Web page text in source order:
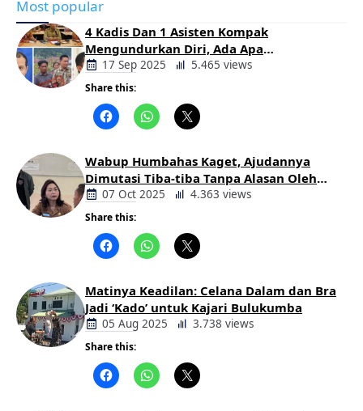
Most popular
4 Kadis Dan 1 Asisten Kompak
Mengundurkan Diri, Ada Apa
Pemerintahan Oloan
17 Sep 2025 5.465 views
Share this:
Wabup Humbahas Kaget, Ajudannya
Dimutasi Tiba-tiba Tanpa Alasan Oleh
Bupati
07 Oct 2025 4.363 views
Share this:
Matinya Keadilan: Celana Dalam dan Bra
Jadi ‘Kado’ untuk Kajari Bulukumba
05 Aug 2025 3.738 views
Share this: